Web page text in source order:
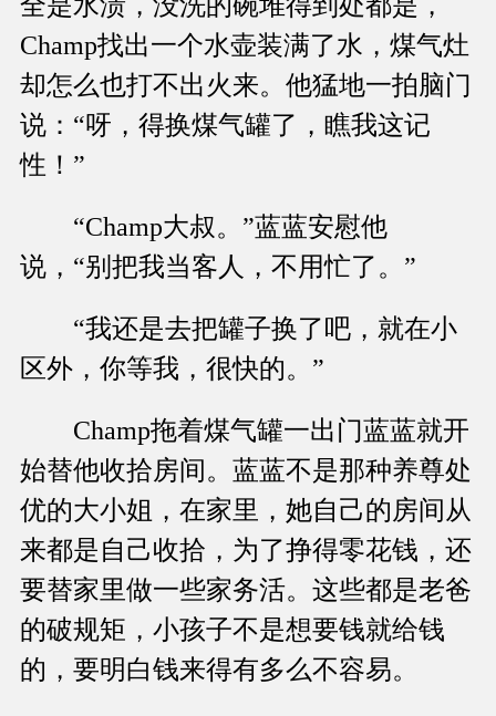
Champ找出一个水壶装满了水，煤气灶
却怎么也打不出火来。他猛地一拍脑门
说：“呀，得换煤气罐了，瞧我这记
性！”
“Champ大叔。”蓝蓝安慰他
说，“别把我当客人，不用忙了。”
“我还是去把罐子换了吧，就在小
区外，你等我，很快的。”
Champ拖着煤气罐一出门蓝蓝就开
始替他收拾房间。蓝蓝不是那种养尊处
优的大小姐，在家里，她自己的房间从
来都是自己收拾，为了挣得零花钱，还
要替家里做一些家务活。这些都是老爸
的破规矩，小孩子不是想要钱就给钱
的，要明白钱来得有多么不容易。